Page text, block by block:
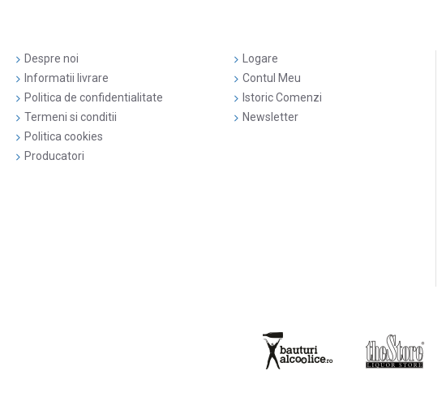
Despre noi
Informatii livrare
Politica de confidentialitate
Termeni si conditii
Politica cookies
Producatori
Logare
Contul Meu
Istoric Comenzi
Newsletter